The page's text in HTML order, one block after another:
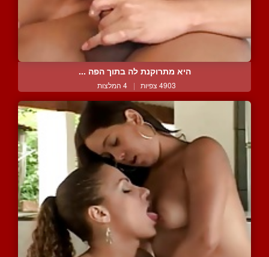
היא מתרוקנת לה בתוך הפה ...
4903 צפיות | 4 המלצות